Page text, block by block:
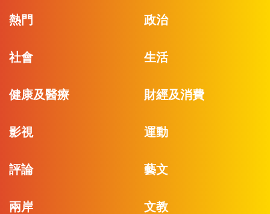
熱門 政治
社會 生活
健康及醫療 財經及消費
影視 運動
評論 藝文
兩岸 文教